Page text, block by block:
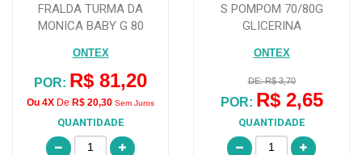
FRALDA TURMA DA
MONICA BABY G 80
ONTEX
POR: R$ 81,20
Ou 4X De R$ 20,30 Sem Juros
QUANTIDADE
S POMPOM 70/80G
GLICERINA
ONTEX
DE: R$ 3,70
POR: R$ 2,65
QUANTIDADE